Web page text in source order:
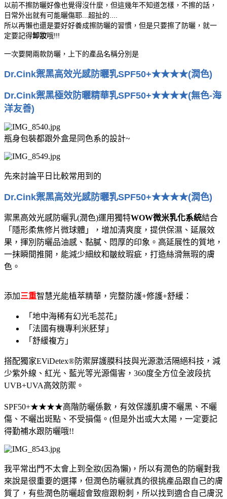
以前不擦防曬好像也覺得沒什麼，但這幾年不知道怎樣，不擦的話，
日常外出就有可能曬傷耶...超扯的....
所以再懶也還是要好好養成擦防曬的習慣，但是只要擦了防曬，就一
定要記得卸妝哦!!!
一次要開兩款防曬，上下的產品名稱分別是
Dr.Cink禦黑高效光感防曬乳SPF50+★★★★(潤色)
Dr.Cink禦黑極效防曬精華乳SPF50+★★★★(無色-海
洋友善)
瓶身包裝都跟外盒是同色系的設計~
先來討論平日比較常用到的
Dr.Cink禦黑高效光感防曬乳SPF50+★★★★(潤色)
禦黑高效光感防曬乳(潤色)運用獨特WOW微米乳化系統結合
「隱形柔焦修片微球體」，增加清爽度，提供保濕、延展效
果，揮別防曬品油感、黏膩、悶厚的印象。高延展性的質地，
一抹瞬間推開，能減少細紋和皺紋瑕疵，打造絲滑無瑕的膚
色。
添加三重智慧光能植萃精華，完整防護+修護+舒緩：
「地中海稀有幻光毛蕊花」
「法國有機專利米胚芽」
「舒緩複方」
搭配獨家EViDetex®防禦屏護膜科技與光源激活隔絕科技，減
少紫外線、紅光、藍光等光源傷害，360度全方位全波段抗
UVB+UVA高效防禦。
SPF50+★★★★高階防曬係數，有效保護肌膚不曬黑、不曬
傷、不曬出斑點、不受損傷。(但是外出或大太陽，一定要記
得勤補水跟防曬哦!!
我平常出門不太會上到全妝(因為懶)，所以有潤色的防曬對我
來說是很重要的選擇，但潤色防曬就真的很挑產品跟自己的膚
質了，有些潤色防曬超會致痘跟粉刺，所以找到適合自己膚況